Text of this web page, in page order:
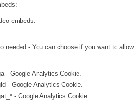
embeds.
needed - You can choose if you want to allow
- Google Analytics Cookie.
- Google Analytics Cookie.
- Google Analytics Cookie.